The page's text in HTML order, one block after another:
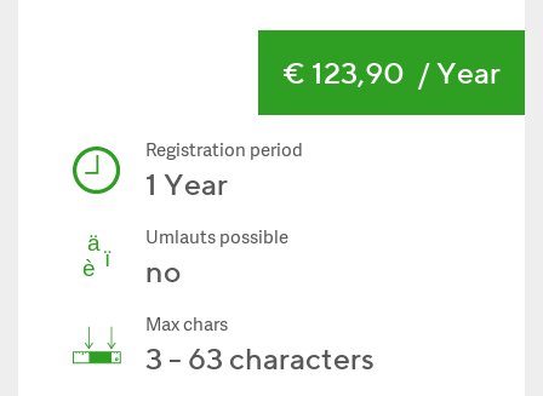
€ 123,90 / Year
Registration period
1 Year
Umlauts possible
no
Max chars
3 - 63 characters